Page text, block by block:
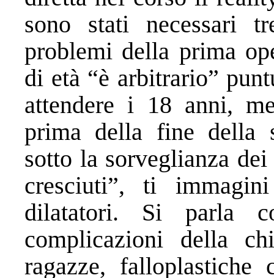
sono stati necessari
problemi della prima
di età “è arbitrario”
attendere i 18 anni,
prima della fine della
sotto la sorveglianza
cresciuti”, ti
dilatatori. Si parla
complicazioni della
ragazze, falloplastiche